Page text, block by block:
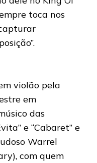
toca nos
violão pela
em
das
e “Cabaret” e
Warrel
com quem